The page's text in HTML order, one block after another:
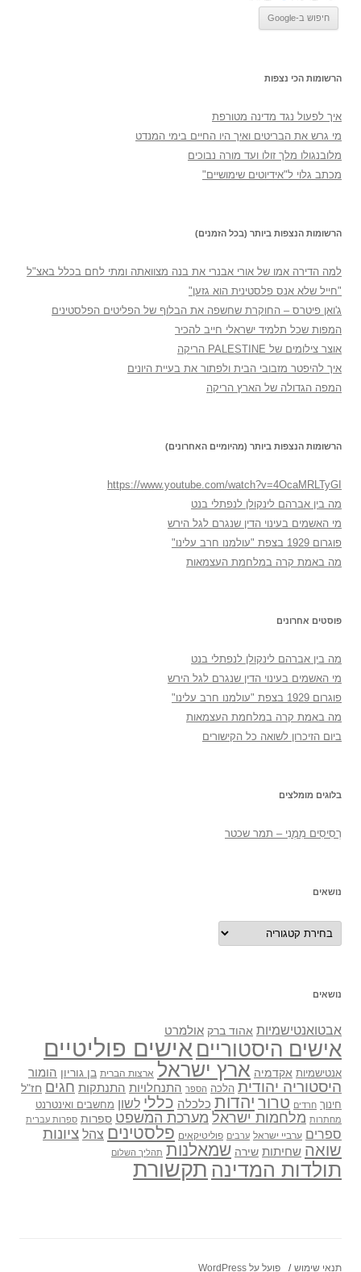
הרשומות הכי נצפות
איך לפעול נגד מדינה מטורפת
מי גרש את הבריטים ואיך היו החיים בימי המנדט
מלובנגולו מלך זולו ועד מורה נבוכים
מכתב גלוי ל"אידיוטים שימושיים"
הרשומות הנצפות ביותר (בכל הזמנים)
למה הדירה אמו של אורי אבנרי את בנה מצוואתה ומתי לחם בכלל באצ"ל
"חייל שלא אנס פלסטינית הוא גזען"
ג'ואן פיטרס – החוקרת שחשפה את הבלוף של הפליטים הפלסטינים
המפות שכל תלמיד ישראלי חייב להכיר
אוצר צילומים של PALESTINE הריקה
איך להיפטר מזבובי הבית ולפתור את בעיית היונים
המפה הגדולה של הארץ הריקה
הרשומות הנצפות ביותר (מהיומיים האחרונים)
https://www.youtube.com/watch?v=4OcaMRLTyGI
מה בין אברהם לינקולן לנפתלי בנט
מי האשמים בעינוי הדין שנגרם לגל הירש
פוגרום 1929 בצפת "עולמנו חרב עלינו"
מה באמת קרה במלחמת העצמאות
פוסטים אחרונים
מה בין אברהם לינקולן לנפתלי בנט
מי האשמים בעינוי הדין שנגרם לגל הירש
פוגרום 1929 בצפת "עולמנו חרב עלינו"
מה באמת קרה במלחמת העצמאות
ביום הזיכרון לשואה כל הקישורים
בלוגים מומלצים
רְסִיסִים מִמֶנִי – תמר שכטר
נושאים
נושאים
נושאים
אבטואנטישמיות אהוד ברק אולמרט
אישים היסטוריים אישים פוליטיים
אנטישמיות אקדמיה ארץ ישראל ארצות הברית בן גוריון הומור
היסטוריה יהודית הלכה הספר התנחלויות התנתקות חגים חז"ל
חינוך חרדים טרור יהדות כלכלה כללי לשון מחשבים ואינטרנט
מחתרות מלחמות ישראל מערכת המשפט ספרות ספרות עברית
ספרים ערביי ישראל ערבים פוליטיקאים פלסטינים צהל ציונות
שואה שחיתות שירה שמאלנות תהליך השלום
תולדות המדינה תקשורת
תנאי שימוש פועל על WordPress